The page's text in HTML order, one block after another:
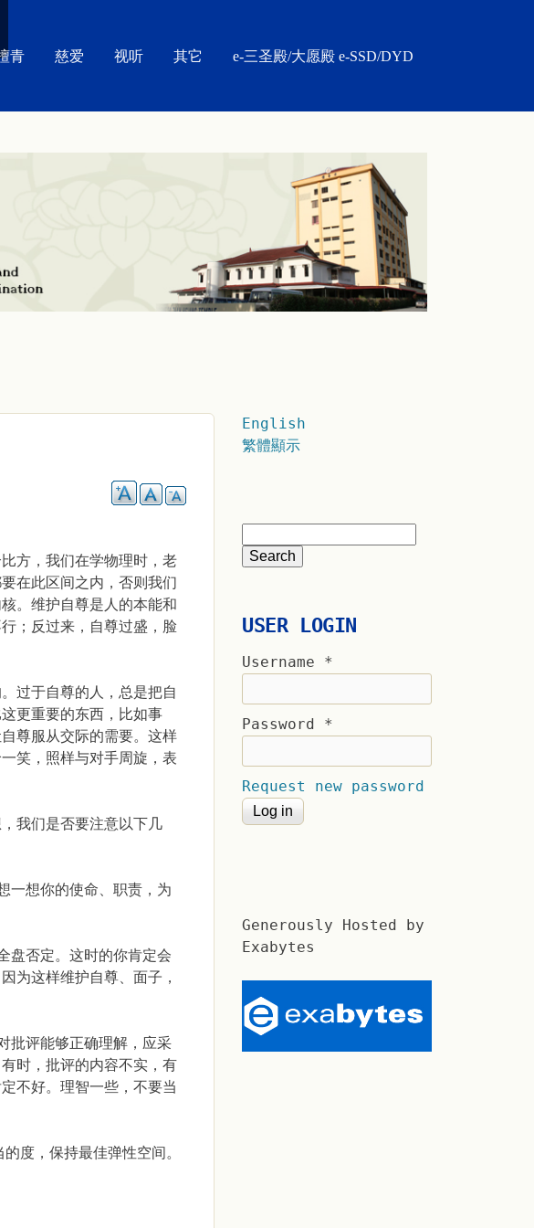
青 慈爱 视听 其它 e-三圣殿/大愿殿 e-SSD/DYD
方，我们在学物理时，老
在此区间之内，否则我们
。维护自尊是人的本能和
；反过来，自尊过盛，脸
过于自尊的人，总是把自
更重要的东西，比如事
尊服从交际的需要。这样
笑，照样与对手周旋，表
我们是否要注意以下几
一想你的使命、职责，为
盘否定。这时的你肯定会
为这样维护自尊、面子，
批评能够正确理解，应采
时，批评的内容不实，有
不好。理智一些，不要当
度，保持最佳弹性空间。
English
繁體顯示
USER LOGIN
Username *
Password *
Request new password
Generously Hosted by
Exabytes